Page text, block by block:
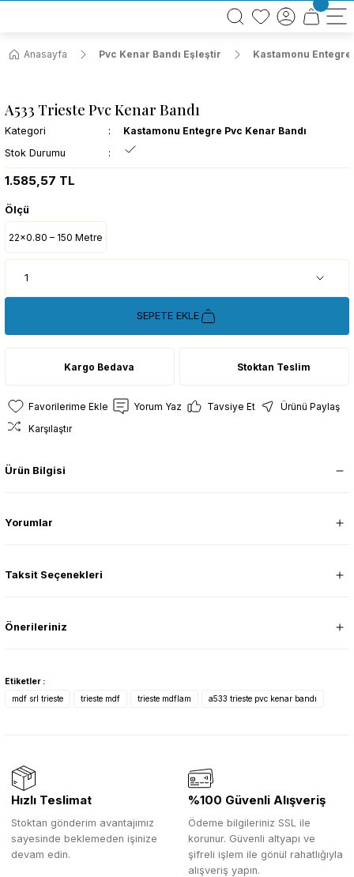
BÜTÜN ALIŞVERİŞLERİNİZDE KARGO BEDAVA!
TÜRKİYE GENELİNDE 10.000 MÜŞTERİ REFERANSI
Anasayfa
Pvc Kenar Bandı Eşleştir Kastamonu Entegre
A533 Trieste Pvc Kenar Bandı
Kategori
Kastamonu Entegre Pvc Kenar Bandı
Stok Durumu
1.585,57 TL
Ölçü
22x0.80 – 150 Metre
SEPETE EKLE
Kargo Bedava Stoktan Teslim
Yorum Yaz Tavsiye Et
Ürünü Paylaş
Karşılaştır
Ürün Bilgisi
Yorumlar
Taksit Seçenekleri
Önerileriniz
Etiketler :
mdf srl trieste
trieste mdf trieste mdflam a533 trieste pvc kenar bandı
Hızlı Teslimat
Stoktan gönderim avantajımız
sayesinde beklemeden işinize
devam edin.
%100 Güvenli Alışveriş
Ödeme bilgileriniz SSL ile
korunur. Güvenli altyapı ve
şifreli işlem ile gönül rahatlığıyla
alışveriş yapın.